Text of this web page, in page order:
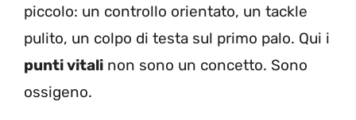
piccolo: un controllo orientato, un tackle
pulito, un colpo di testa sul primo palo. Qui i
punti vitali non sono un concetto. Sono
ossigeno.